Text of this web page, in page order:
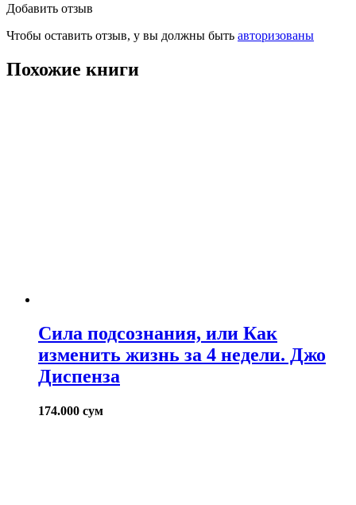
Добавить отзыв
Чтобы оставить отзыв, у вы должны быть авторизованы
Похожие книги
Сила подсознания, или Как
изменить жизнь за 4 недели. Джо
Диспенза
174.000 сум